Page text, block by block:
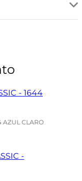
AZUL CLARO